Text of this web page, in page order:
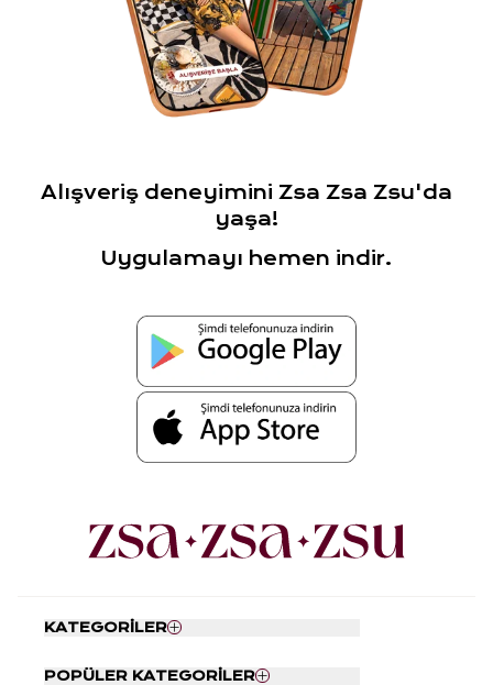
Alışveriş deneyimini Zsa Zsa Zsu'da
yaşa!
Uygulamayı hemen indir.
KATEGORİLER
Nevresim Seti
POPÜLER KATEGORİLER